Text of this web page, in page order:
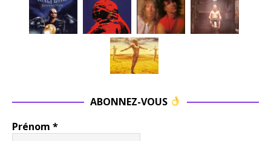
ABONNEZ-VOUS
Prénom *